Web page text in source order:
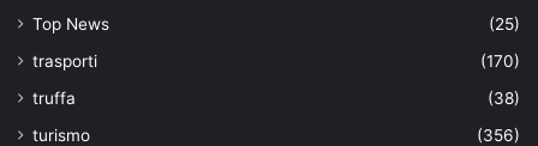
Top News
(25)
trasporti
(170)
truffa
(38)
turismo
(356)